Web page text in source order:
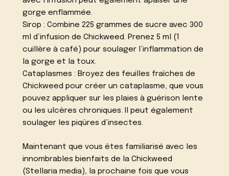
gorge enflammée.
Sirop : Combine 225 grammes de sucre avec 300
ml d’infusion de Chickweed. Prenez 5 ml (1
cuillère à café) pour soulager l’inflammation de
la gorge et la toux.
Cataplasmes : Broyez des feuilles fraîches de
Chickweed pour créer un cataplasme, que vous
pouvez appliquer sur les plaies à guérison lente
ou les ulcères chroniques. Il peut également
soulager les piqûres d’insectes.
Maintenant que vous êtes familiarisé avec les
innombrables bienfaits de la Chickweed
(Stellaria media), la prochaine fois que vous